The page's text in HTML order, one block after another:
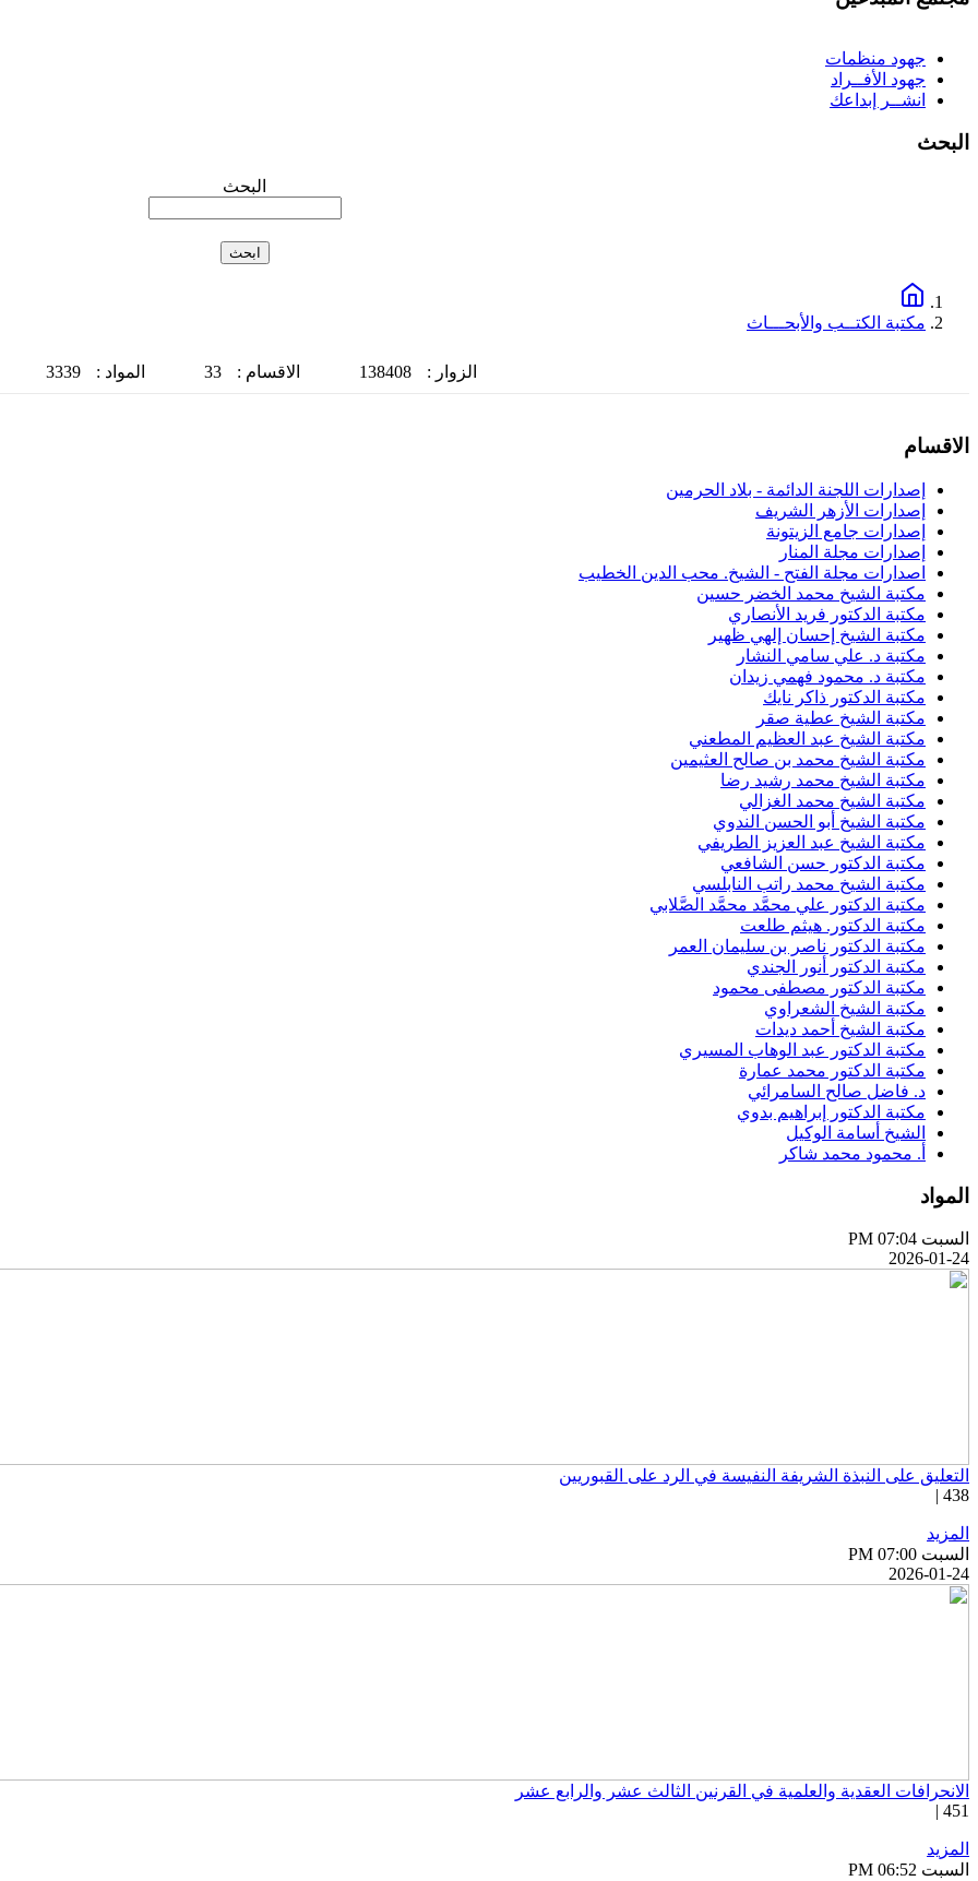
جهود منظمات
جهود الأفــراد
انشــر إبداعك
البحث
البحث
مكتبة الكتــب والأبحـــاث
الزوار : 138408 الاقسام : 33 المواد :
3339
الاقسام
إصدارات اللجنة الدائمة - بلاد الحرمين
إصدارات الأزهر الشريف
إصدارات جامع الزيتونة
إصدارات مجلة المنار
اصدارات مجلة الفتح - الشيخ. محب الدين الخطيب
مكتبة الشيخ محمد الخضر حسين
مكتبة الدكتور فريد الأنصاري
مكتبة الشيخ إحسان إلهي ظهير
مكتبة د. علي سامي النشار
مكتبة د. محمود فهمي زيدان
مكتبة الدكتور ذاكر نايك
مكتبة الشيخ عطية صقر
مكتبة الشيخ عبد العظيم المطعني
مكتبة الشيخ محمد بن صالح العثيمين
مكتبة الشيخ محمد رشيد رضا
مكتبة الشيخ محمد الغزالي
مكتبة الشيخ أبو الحسن الندوي
مكتبة الشيخ عبد العزيز الطريفي
مكتبة الدكتور حسن الشافعي
مكتبة الشيخ محمد راتب النابلسي
مكتبة الدكتور علي محمَّد محمَّد الصَّلابي
مكتبة الدكتور. هيثم طلعت
مكتبة الدكتور ناصر بن سليمان العمر
مكتبة الدكتور أنور الجندي
مكتبة الدكتور مصطفى محمود
مكتبة الشيخ الشعراوي
مكتبة الشيخ أحمد ديدات
مكتبة الدكتور عبد الوهاب المسيري
مكتبة الدكتور محمد عمارة
د. فاضل صالح السامرائي
مكتبة الدكتور إبراهيم بدوي
الشيخ أسامة الوكيل
أ. محمود محمد شاكر
المواد
السبت PM 07:04
2026-01-24
التعليق على النبذة الشريفة النفيسة في الرد على القبوريين
438 |
المزيد
السبت PM 07:00
2026-01-24
الانحرافات العقدية والعلمية في القرنين الثالث عشر والرابع عشر
451 |
المزيد
السبت PM 06:52